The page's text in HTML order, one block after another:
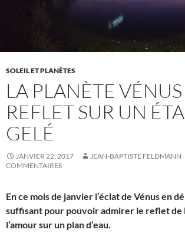
SOLEIL ET PLANÈTES
LA PLANÈTE
REFLET SUR UN
GELÉ
JANVIER 22, 2017 JEAN-BAPTISTE FELDMANN
COMMENTAIRES
En ce mois de janvier l’éclat de Vénus en
suffisant pour pouvoir admirer le reflet de
l’amour sur un plan d’eau.